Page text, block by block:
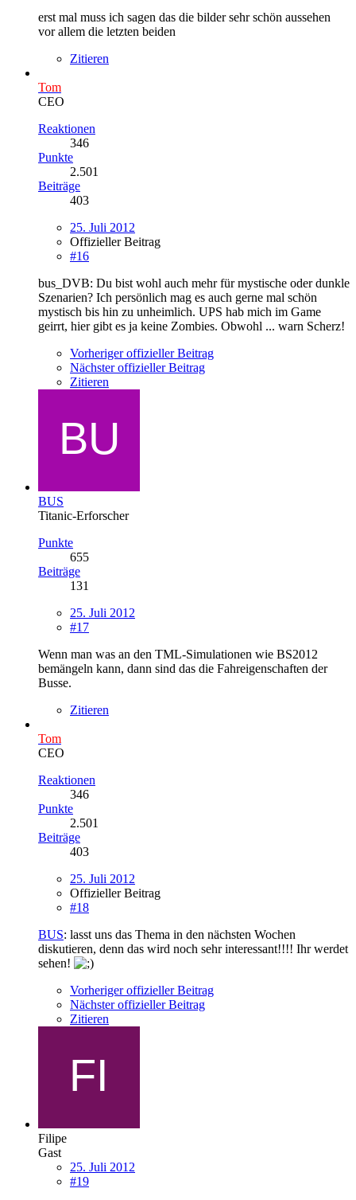
erst mal muss ich sagen das die bilder sehr schön aussehen
vor allem die letzten beiden
Zitieren
Tom
CEO
Reaktionen
346
Punkte
2.501
Beiträge
403
25. Juli 2012
Offizieller Beitrag
#16
bus_DVB: Du bist wohl auch mehr für mystische oder dunkle
Szenarien? Ich persönlich mag es auch gerne mal schön
mystisch bis hin zu unheimlich. UPS hab mich im Game
geirrt, hier gibt es ja keine Zombies. Obwohl ... warn Scherz!
Vorheriger offizieller Beitrag
Nächster offizieller Beitrag
Zitieren
BUS
Titanic-Erforscher
Punkte
655
Beiträge
131
25. Juli 2012
#17
Wenn man was an den TML-Simulationen wie BS2012
bemängeln kann, dann sind das die Fahreigenschaften der
Busse.
Zitieren
Tom
CEO
Reaktionen
346
Punkte
2.501
Beiträge
403
25. Juli 2012
Offizieller Beitrag
#18
BUS: lasst uns das Thema in den nächsten Wochen
diskutieren, denn das wird noch sehr interessant!!!! Ihr werdet
sehen!
Vorheriger offizieller Beitrag
Nächster offizieller Beitrag
Zitieren
Filipe
Gast
25. Juli 2012
#19